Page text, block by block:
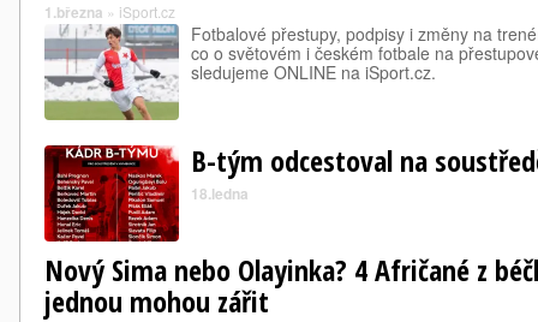
1.března » iSport.cz
Fotbalové přestupy, podpisy i změny na
co o světovém i českém fotbale na
sledujeme ONLINE na iSport.cz.
B-tým odcestoval na
18.ledna
Nový Sima nebo Olayinka? 4 Afričané z
jednou mohou zářit